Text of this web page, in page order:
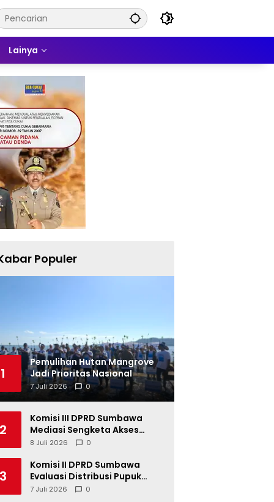
Lainya
Populer
1
Pemulihan Hutan Mangrove
Jadi Prioritas Nasional
7 Juli 2026 0
2
Komisi III DPRD Sumbawa
Mediasi Sengketa Akses
Jalan Kelompok Tani Buin Dua
8 Juli 2026 0
3
Komisi II DPRD Sumbawa
Evaluasi Distribusi Pupuk
Bersubsidi di Kecamatan
7 Juli 2026 0